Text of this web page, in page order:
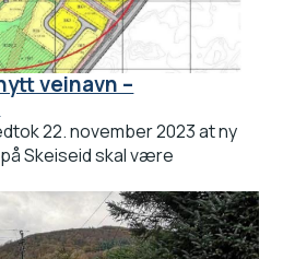
veinavn –
22. november 2023 at ny
Skeiseid skal være